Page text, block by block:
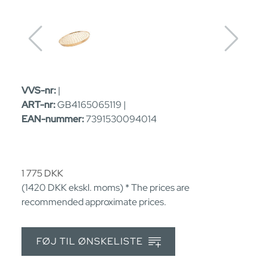
VVS-nr:|
ART-nr:GB4165065119 |
EAN-nummer:7391530094014
1 775DKK
(1420 DKKekskl. moms) * The prices are
recommended approximate prices.
FØJ TIL ØNSKELISTE